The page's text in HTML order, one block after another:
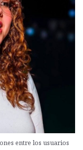
entre los usuarios